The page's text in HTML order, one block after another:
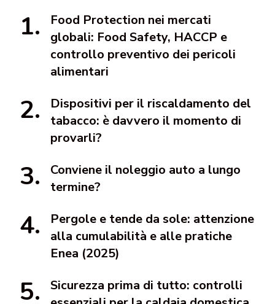
Food Protection nei mercati
globali: Food Safety, HACCP e
controllo preventivo dei pericoli
alimentari
Dispositivi per il riscaldamento del
tabacco: è davvero il momento di
provarli?
Conviene il noleggio auto a lungo
termine?
Pergole e tende da sole: attenzione
alla cumulabilità e alle pratiche
Enea (2025)
Sicurezza prima di tutto: controlli